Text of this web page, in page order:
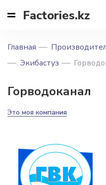
Factories.kz
Главная
Экибастуз
Горводоканал
Это моя компания